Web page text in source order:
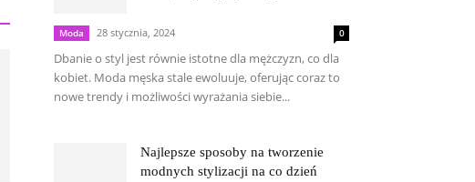
Moda 28 stycznia, 2024 0
Dbanie o styl jest równie istotne dla mężczyzn, co dla
kobiet. Moda męska stale ewoluuje, oferując coraz to
nowe trendy i możliwości wyrażania siebie...
Najlepsze sposoby na tworzenie
modnych stylizacji na co dzień